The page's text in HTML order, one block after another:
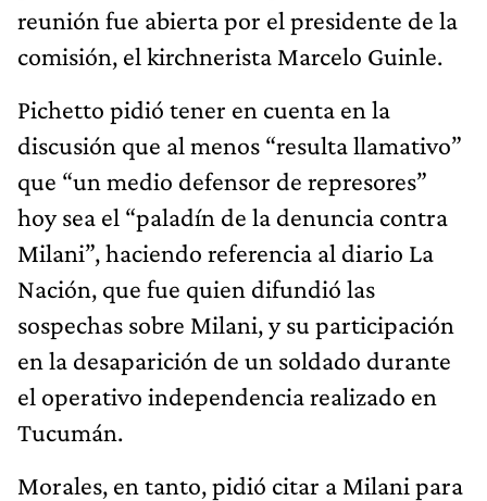
reunión fue abierta por el presidente de la
comisión, el kirchnerista Marcelo Guinle.
Pichetto pidió tener en cuenta en la
discusión que al menos “resulta llamativo”
que “un medio defensor de represores”
hoy sea el “paladín de la denuncia contra
Milani”, haciendo referencia al diario La
Nación, que fue quien difundió las
sospechas sobre Milani, y su participación
en la desaparición de un soldado durante
el operativo independencia realizado en
Tucumán.
Morales, en tanto, pidió citar a Milani para